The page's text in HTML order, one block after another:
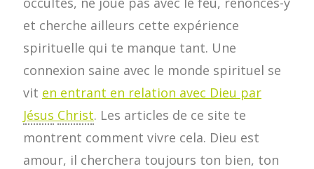
et cherche ailleurs cette expérience
spirituelle qui te manque tant. Une
connexion saine avec le monde spirituel se
vit en entrant en relation avec Dieu par
Jésus Christ. Les articles de ce site te
montrent comment vivre cela. Dieu est
amour, il cherchera toujours ton bien, ton